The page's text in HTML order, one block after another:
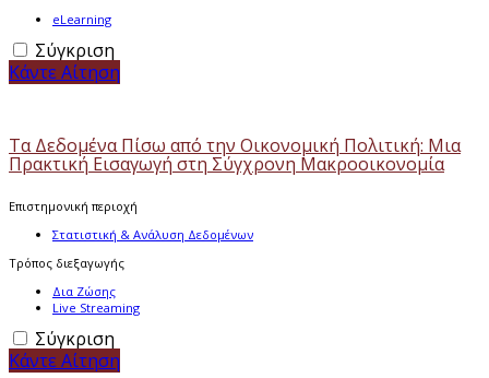
eLearning
Σύγκριση
Κάντε Αίτηση
Τα Δεδομένα Πίσω από την Οικονομική Πολιτική: Μια
Πρακτική Εισαγωγή στη Σύγχρονη Μακροοικονομία
Επιστημονική περιοχή
Στατιστική & Ανάλυση Δεδομένων
Τρόπος διεξαγωγής
Δια Ζώσης
Live Streaming
Σύγκριση
Κάντε Αίτηση